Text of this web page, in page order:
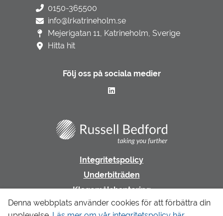
0150-365500
info@lrkatrineholm.se
Mejerigatan 11, Katrineholm, Sverige
Hitta hit
Följ oss på sociala medier
Integritetspolicy
Underbiträden
Klagomålshantering
Denna webbplats använder cookies för att förbättra din